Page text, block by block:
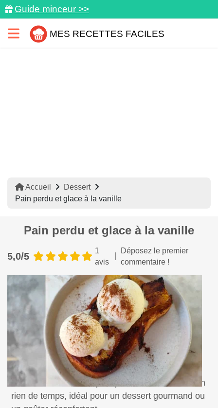
Guide minceur >>
MES RECETTES FACILES
Accueil
Dessert
Pain perdu et glace à la vanille
Pain perdu et glace à la vanille
5,0/5
1
avis
Déposez le premier
commentaire !
Réalisez un délicieux pain perdu à la vanille en un
rien de temps, idéal pour un dessert gourmand ou